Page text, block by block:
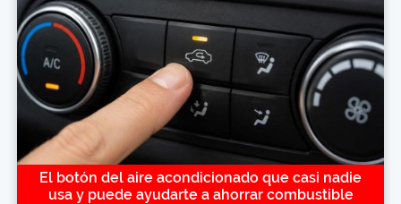
El botón del aire acondicionado que casi nadie
usa y puede ayudarte a ahorrar combustible